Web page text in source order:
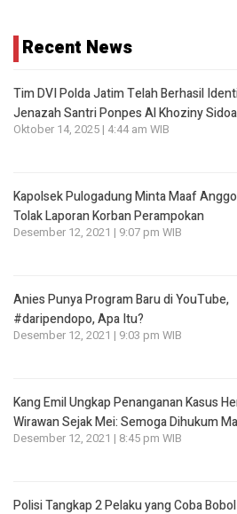
Recent News
Tim DVI Polda Jatim Telah Berhasil
Jenazah Santri Ponpes Al Khoziny
Oktober 14, 2025 | 4:44 am WIB
Kapolsek Pulogadung Minta Maaf
Tolak Laporan Korban Perampokan
Desember 12, 2021 | 9:07 pm WIB
Anies Punya Program Baru di YouTube,
#daripendopo, Apa Itu?
Desember 12, 2021 | 9:03 pm WIB
Kang Emil Ungkap Penanganan Kasus
Wirawan Sejak Mei: Semoga Dihukum
Desember 12, 2021 | 8:45 pm WIB
Polisi Tangkap 2 Pelaku yang Coba